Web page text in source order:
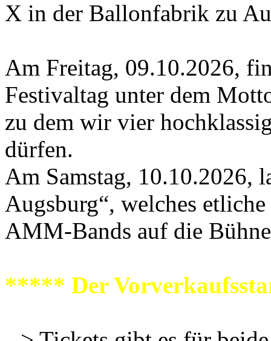
X in der Ballonfabrik zu
Am Freitag, 09.10.2026,
Festivaltag unter dem
zu dem wir vier
dürfen.
Am Samstag, 10.10.2026,
Augsburg“, welches
AMM-Bands auf die
***** Der